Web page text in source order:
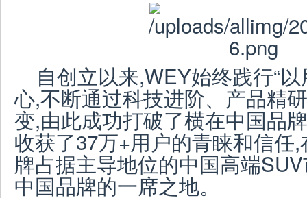
自创立以来,WEY始终践行“
心,不断通过科技进阶、产品精
变,由此成功打破了横在中国品
收获了37万+用户的青睐和信任
牌占据主导地位的中国高端
中国品牌的一席之地。